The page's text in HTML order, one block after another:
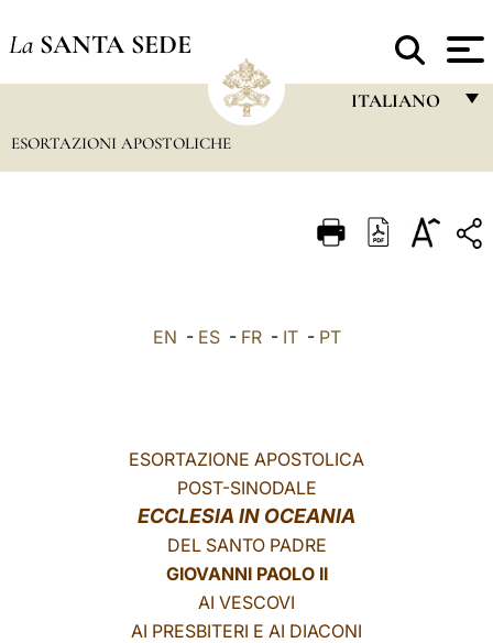
La SANTA SEDE
ITALIANO
ITALIANO
LATINE
ESORTAZIONI APOSTOLICHE
EN - ES- FR- IT- PT
ESORTAZIONE APOSTOLICA
POST-SINODALE
ECCLESIA IN OCEANIA
DEL SANTO PADRE
GIOVANNI PAOLO II
AI VESCOVI
AI PRESBITERI E AI DIACONI